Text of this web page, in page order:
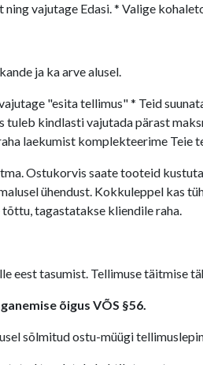
vajutage Edasi. * Valige
ja ka arve alusel.
"esita tellimus" * Teid
kindlasti vajutada pärast
laekumist komplekteerime
Ostukorvis saate tooteid
ühendust. Kokkuleppel kas
tagastatakse kliendile raha.
eest tasumist. Tellimuse täitmise
õigus VÕS §56.
sõlmitud ostu-müügi